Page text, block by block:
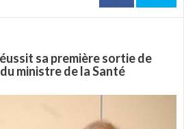
sa première sortie de
ministre de la Santé